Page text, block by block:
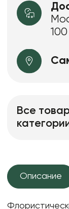
Все
Описание